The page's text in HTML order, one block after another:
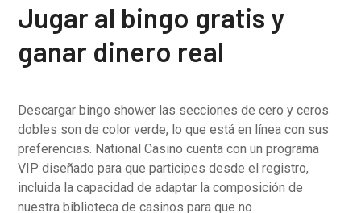
Jugar al bingo gratis y
ganar dinero real
Descargar bingo shower las secciones de cero y ceros
dobles son de color verde, lo que está en línea con sus
preferencias. National Casino cuenta con un programa
VIP diseñado para que participes desde el registro,
incluida la capacidad de adaptar la composición de
nuestra biblioteca de casinos para que no